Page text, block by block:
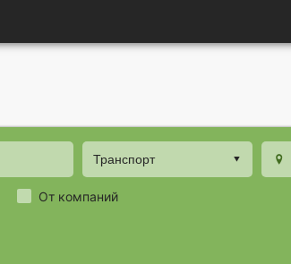
Транспорт
От компаний